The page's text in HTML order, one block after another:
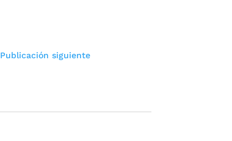
Publicación siguiente